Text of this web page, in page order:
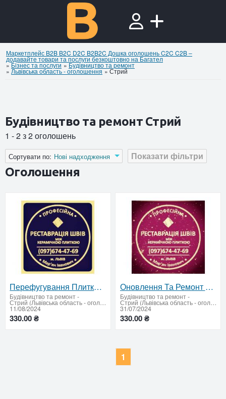
Маркетплейс B2B B2C D2C B2B2C Дошка оголошень C2C C2B –
додавайте товари та послуги безкоштовно на Багател
»Бiзнес та послуги »Будівництво та ремонт
» Львівська область - оголошення »Стрий
Будівництво та ремонт Стрий
1 - 2 з 2 оголошень
Показати фільтри
Сортувати по: Нові надходження
Оголошення
Перефугування Плитки: Ремонт Міжплиточних Швів Між Керамічною Плиткою: (На Стінах Та Підлозі).
Будівництво та ремонт-
Стрий (Львівська область - оголошення)
11/08/2024
330.00 ₴
Оновлення Та Ремонт Міжплиточних Швів Між Керамічною Плиткою: (Дайте Друге Життя Своїй Плитці).
Будівництво та ремонт-
Стрий (Львівська область - оголошення)
31/07/2024
330.00 ₴
1